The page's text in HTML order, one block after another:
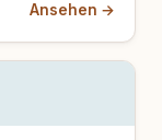
Ansehen →